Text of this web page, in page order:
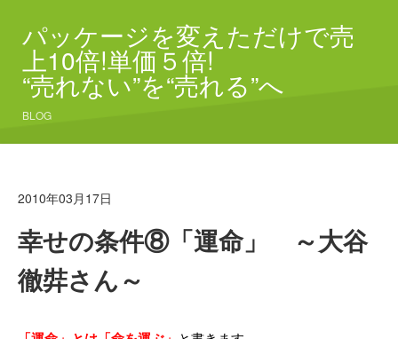
パッケージを変えただけで売
上10倍!単価５倍!
“売れない”を“売れる”へ
BLOG
2010年03月17日
幸せの条件⑧「運命」 ～大谷
徹弉さん～